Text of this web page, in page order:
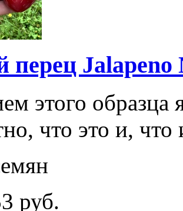
перец Jalapeno
этого образца
что это и, что
руб.